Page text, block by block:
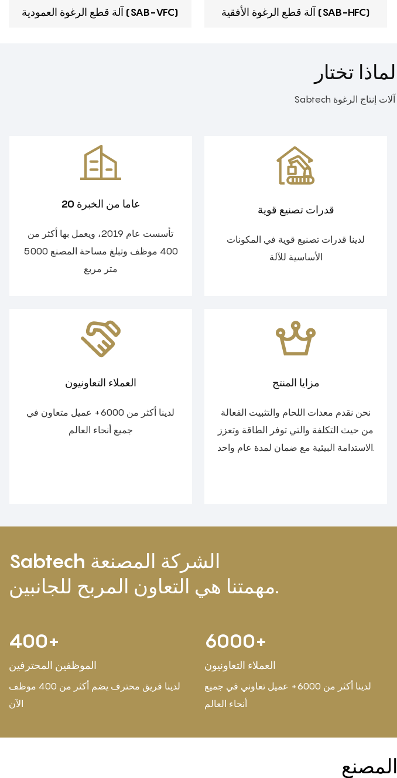
آلة قطع الرغوة العمودية (SAB-VFC) آلة قطع الرغوة الأفقية (SAB-HFC)
لماذا تختار
20 عاما من الخبرة
تأسست عام 2019، ويعمل بها أكثر من
400 موظف وتبلغ مساحة المصنع 5000
متر مربع
قدرات تصنيع قوية
لدينا قدرات تصنيع قوية في المكونات
الأساسية للآلة
العملاء التعاونيون
لدينا أكثر من 6000+ عميل متعاون في
جميع أنحاء العالم
مزايا المنتج
نحن نقدم معدات اللحام والتثبيت الفعالة
من حيث التكلفة والتي توفر الطاقة وتعزز
الاستدامة البيئية مع ضمان لمدة عام واحد.
Sabtech الشركة المصنعة
مهمتنا هي التعاون المربح للجانبين.
400+
الموظفين المحترفين
لدينا فريق محترف يضم أكثر من 400 موظف
الآن
6000+
العملاء التعاونيون
لدينا أكثر من 6000+ عميل تعاوني في جميع
أنحاء العالم
المصنع